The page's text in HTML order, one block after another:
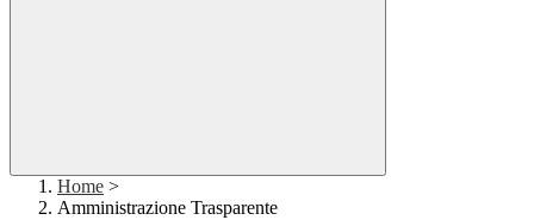
Home >
Amministrazione Trasparente